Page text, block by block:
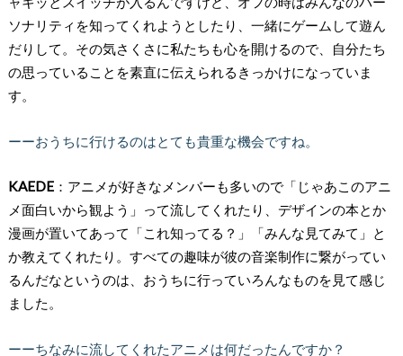
ソナリティを知ってくれようとしたり、一緒にゲームして遊ん
だりして。その気さくさに私たちも心を開けるので、自分たち
の思っていることを素直に伝えられるきっかけになっていま
す。
ーーおうちに行けるのはとても貴重な機会ですね。
KAEDE：アニメが好きなメンバーも多いので「じゃあこのアニ
メ面白いから観よう」って流してくれたり、デザインの本とか
漫画が置いてあって「これ知ってる？」「みんな見てみて」と
か教えてくれたり。すべての趣味が彼の音楽制作に繋がってい
るんだなというのは、おうちに行っていろんなものを見て感じ
ました。
ーーちなみに流してくれたアニメは何だったんですか？